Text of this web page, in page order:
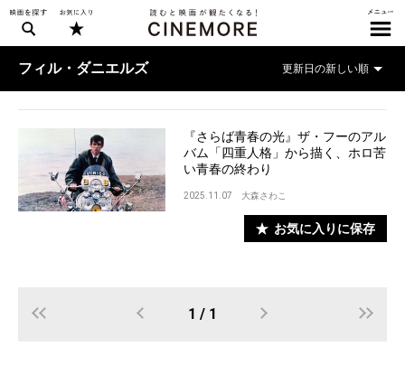
フィル・ダニエルズ
『さらば青春の光』ザ・フーのアル
バム「四重人格」から描く、ホロ苦
い青春の終わり
2025.11.07 大森さわこ
お気に入りに保存
1 / 1